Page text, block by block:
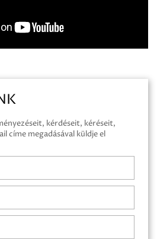
kérdéseit, kéréseit,
címe megadásával küldje el